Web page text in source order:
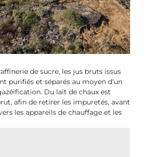
de sucre, les jus bruts issus
purifiés et séparés au moyen d'un
Du lait de chaux est
afin de retirer les impuretés, avant
les appareils de chauffage et les